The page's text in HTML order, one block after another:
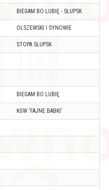
BIEGAM BO LUBIĘ - SŁUPSK
OLSZEWSKI I SYNOWIE
STOPA SŁUPSK
BIEGAM BO LUBIĘ
KGW 'FAJNE BABKI'